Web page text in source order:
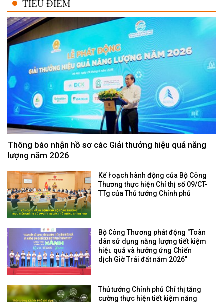
TIÊU ĐIỂM
Thông báo nhận hồ sơ các Giải thưởng hiệu quả năng
lượng năm 2026
Kế hoạch hành động của Bộ Công
Thương thực hiện Chỉ thị số 09/CT-
TTg của Thủ tướng Chính phủ
Bộ Công Thương phát động "Toàn
dân sử dụng năng lượng tiết kiệm
hiệu quả và hưởng ứng Chiến
dịch Giờ Trái đất năm 2026"
Thủ tướng Chính phủ Chỉ thị tăng
cường thực hiện tiết kiệm năng